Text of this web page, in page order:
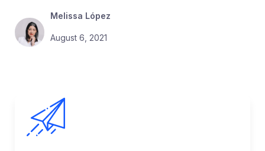
Melissa López
August 6, 2021